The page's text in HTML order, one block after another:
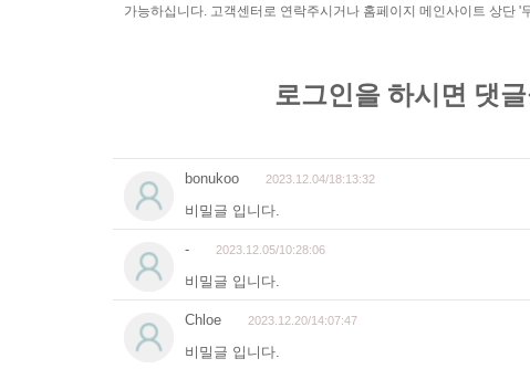
가능하십니다. 고객센터로 연락주시거나 홈페이지 메인사이트 상단 '